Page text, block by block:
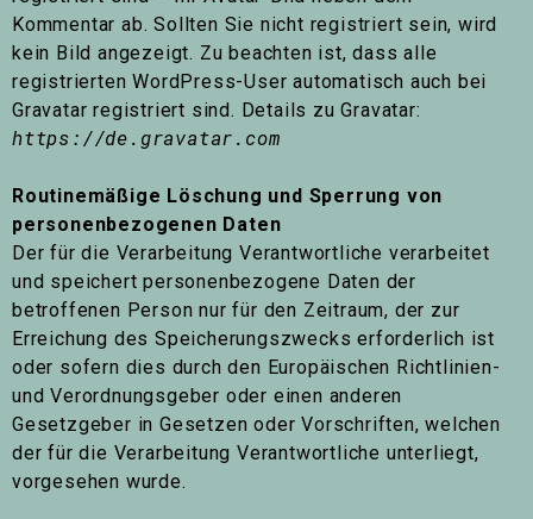
Kommentar ab. Sollten Sie nicht registriert sein, wird
kein Bild angezeigt. Zu beachten ist, dass alle
registrierten WordPress-User automatisch auch bei
Gravatar registriert sind. Details zu Gravatar:
https://de.gravatar.com
Routinemäßige Löschung und Sperrung von
personenbezogenen Daten
Der für die Verarbeitung Verantwortliche verarbeitet
und speichert personenbezogene Daten der
betroffenen Person nur für den Zeitraum, der zur
Erreichung des Speicherungszwecks erforderlich ist
oder sofern dies durch den Europäischen Richtlinien-
und Verordnungsgeber oder einen anderen
Gesetzgeber in Gesetzen oder Vorschriften, welchen
der für die Verarbeitung Verantwortliche unterliegt,
vorgesehen wurde.